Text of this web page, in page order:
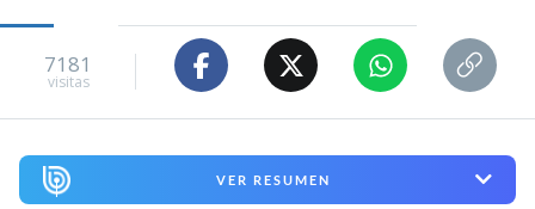
7181
visitas
VER RESUMEN